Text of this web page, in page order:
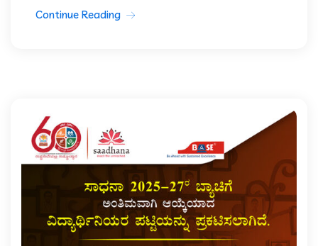
Continue Reading